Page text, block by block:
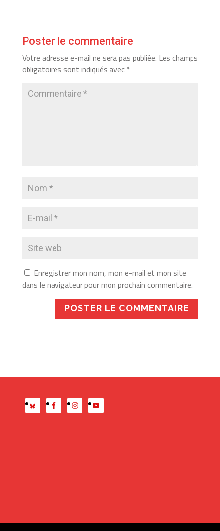
Poster le commentaire
Votre adresse e-mail ne sera pas publiée. Les champs
obligatoires sont indiqués avec *
Enregistrer mon nom, mon e-mail et mon site
dans le navigateur pour mon prochain commentaire.